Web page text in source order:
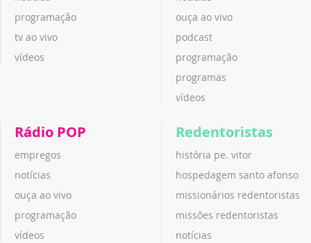
programação
tv ao vivo
vídeos
ouça ao vivo
podcast
programação
programas
vídeos
Rádio POP
empregos
notícias
ouça ao vivo
programação
vídeos
Redentoristas
história pe. vitor
hospedagem santo afonso
missionários redentoristas
missões redentoristas
notícias